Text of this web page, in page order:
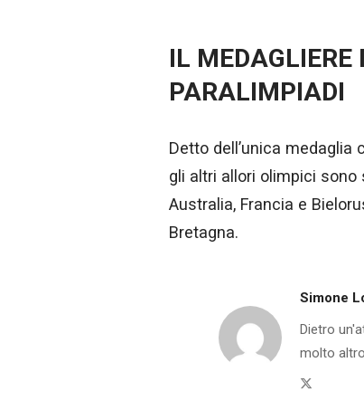
IL
PARALIMPIADI
Detto dell’unica
gli altri allori olimpici sono
Australia, Francia e
Bretagna.
Simone
Dietro
molto